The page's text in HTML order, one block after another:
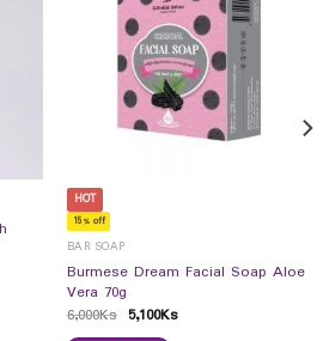
HOT
15% off
BAR SOAP
Burmese Dream Facial Soap Aloe
Vera 70g
6,000Ks 5,100Ks